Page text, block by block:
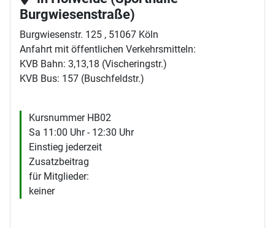
Burgwiesenstraße)
Burgwiesenstr. 125 , 51067 Köln
Anfahrt mit öffentlichen Verkehrsmitteln:
KVB Bahn: 3,13,18 (Vischeringstr.)
KVB Bus: 157 (Buschfeldstr.)
Kursnummer HB02
Sa 11:00 Uhr - 12:30 Uhr
Einstieg jederzeit
Zusatzbeitrag
für Mitglieder:
keiner